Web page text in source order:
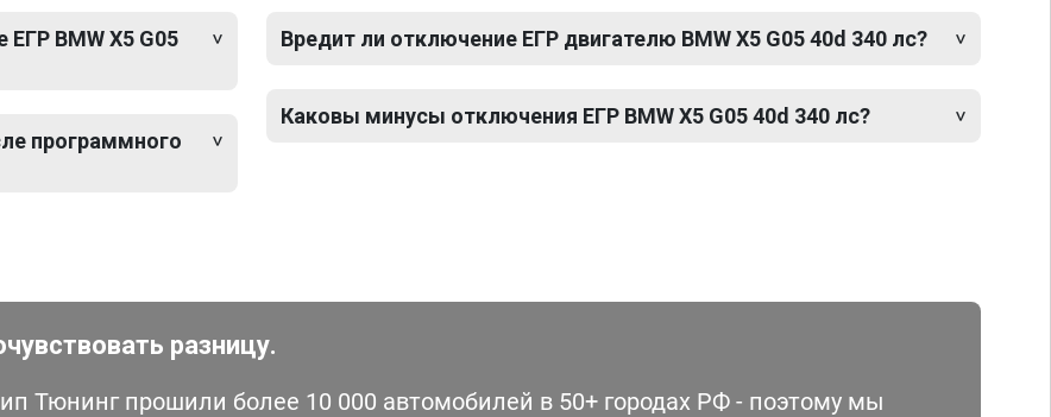
BMW X5 G05
программного
Вредит ли отключение ЕГР двигателю BMW X5 G05 40d 340 лс?
Каковы минусы отключения ЕГР BMW X5 G05 40d 340 лс?
разницу.
Тюнинг прошили более 10 000 автомобилей в 50+ городах РФ - поэтому мы